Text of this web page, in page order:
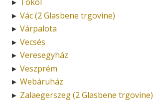
►
► Vác (2 Glasbene trgovine)
► Várpalota
► Vecsés
► Veresegyház
► Veszprém
► Webáruház
► Zalaegerszeg (2 Glasbene trgovine)